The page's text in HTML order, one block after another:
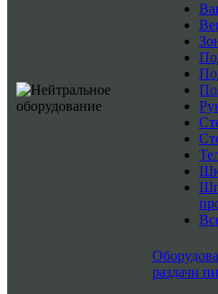
раздачи